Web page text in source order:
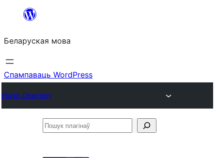
Перайсці
змесціва
Беларуская мова
Спампаваць WordPress
Plugin Directory
Пошук